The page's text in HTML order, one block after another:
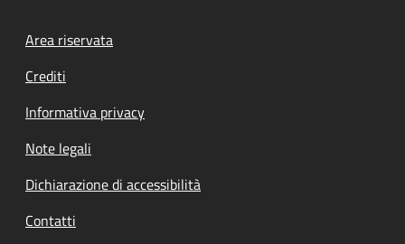
Footer menu
Area riservata
Crediti
Informativa privacy
Note legali
Dichiarazione di accessibilità
Contatti